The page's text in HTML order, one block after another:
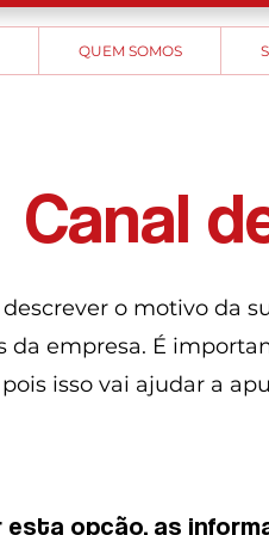
QUEM SOMOS
Canal
o motivo da
da empresa. É
pois isso vai ajudar a
esta opção, as